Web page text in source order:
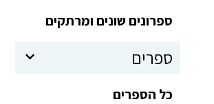
ספרונים שונים ומרתקים
ספרים
כל הספרים